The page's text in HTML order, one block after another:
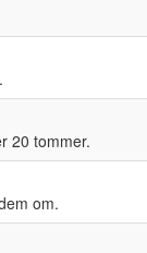
20 tommer.
om.